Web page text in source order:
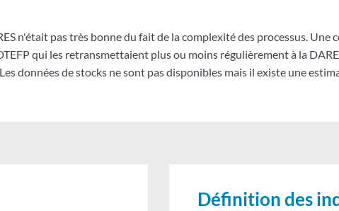
n'était pas très bonne du fait de la complexité des processus.
qui les retransmettaient plus ou moins régulièrement à la
données de stocks ne sont pas disponibles mais il existe une
Définition des